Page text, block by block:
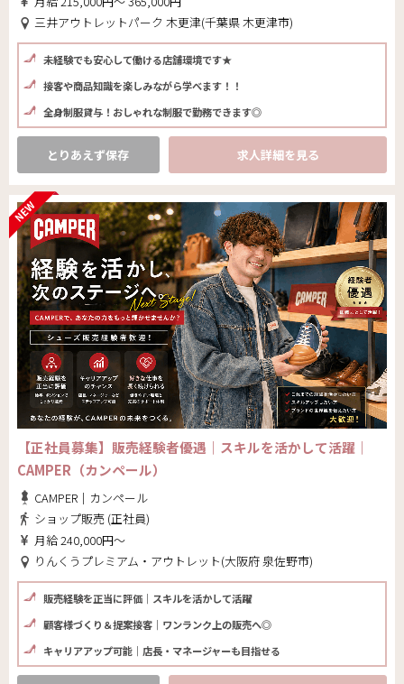
三井アウトレットパーク 木更津(千葉県 木更津市)
未経験でも安心して働ける店舗環境です★
接客や商品知識を楽しみながら学べます！！
全身制服貸与！おしゃれな制服で勤務できます◎
とりあえず保存 求人詳細を見る
【正社員募集】販売経験者優遇｜スキルを活かして活躍｜
CAMPER（カンペール）
CAMPER｜カンペール
ショップ販売 (正社員)
月給 240,000円～
りんくうプレミアム・アウトレット(大阪府 泉佐野市)
販売経験を正当に評価｜スキルを活かして活躍
顧客様づくり＆提案接客｜ワンランク上の販売へ◎
キャリアアップ可能｜店長・マネージャーも目指せる